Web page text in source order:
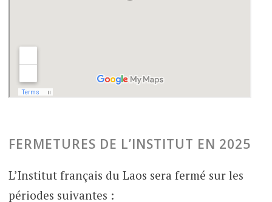
FERMETURES DE L’INSTITUT EN 2025
L’Institut français du Laos sera fermé sur les
périodes suivantes :